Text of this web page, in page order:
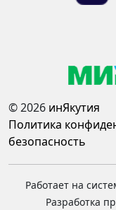
© 2026 инЯкутия
Политика
безопасность
Работает на
Разработка